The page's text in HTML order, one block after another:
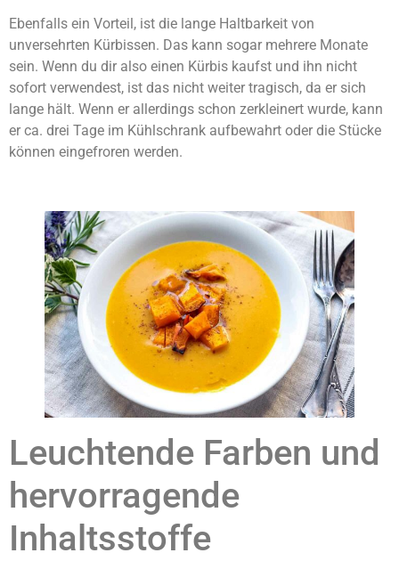
Ebenfalls ein Vorteil, ist die lange Haltbarkeit von
unversehrten Kürbissen. Das kann sogar mehrere Monate
sein. Wenn du dir also einen Kürbis kaufst und ihn nicht
sofort verwendest, ist das nicht weiter tragisch, da er sich
lange hält. Wenn er allerdings schon zerkleinert wurde, kann
er ca. drei Tage im Kühlschrank aufbewahrt oder die Stücke
können eingefroren werden.
Leuchtende Farben und
hervorragende
Inhaltsstoffe